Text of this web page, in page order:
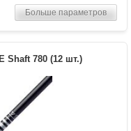
Больше параметров
Shaft 780 (12 шт.)